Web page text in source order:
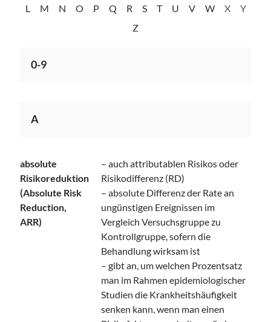
L
M N O P Q R S T U V W X
Y
Z
0-9
A
absolute
Risikoreduktion
(Absolute Risk
Reduction,
ARR)
– auch attributablen Risikos oder
Risikodifferenz (RD)
– absolute Differenz der Rate an
ungünstigen Ereignissen im
Vergleich Versuchsgruppe zu
Kontrollgruppe, sofern die
Behandlung wirksam ist
– gibt an, um welchen Prozentsatz
man im Rahmen epidemiologischer
Studien die Krankheitshäufigkeit
senken kann, wenn man einen